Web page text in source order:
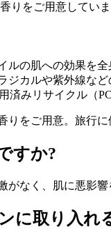
りをご用意していま
の肌への効果を
カルや紫外線な
みリサイクル（
をご用意。旅行
すか?
なく、肌に悪影
に取り入れ